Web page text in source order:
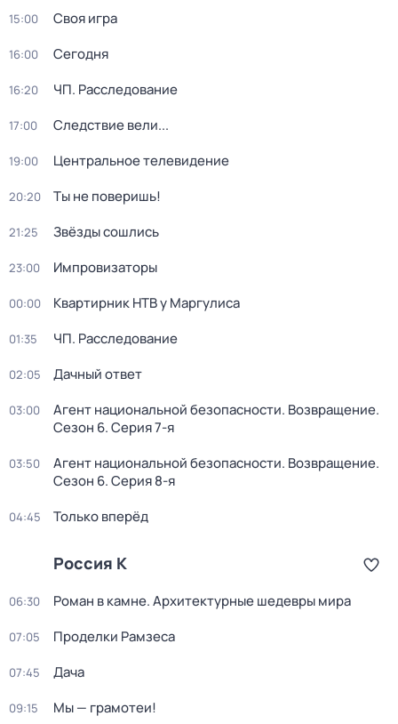
15:00 Своя игра
16:00 Сегодня
16:20 ЧП. Расследование
17:00 Следствие вели...
19:00 Центральное телевидение
20:20 Ты не поверишь!
21:25 Звёзды сошлись
23:00 Импровизаторы
00:00 Квартирник НТВ у Маргулиса
01:35 ЧП. Расследование
02:05 Дачный ответ
03:00 Агент национальной безопасности. Возвращение.
Сезон 6. Серия 7-я
03:50 Агент национальной безопасности. Возвращение.
Сезон 6. Серия 8-я
04:45 Только вперёд
Россия К
06:30 Роман в камне. Архитектурные шедевры мира
07:05 Проделки Рамзеса
07:45 Дача
09:15 Мы — грамотеи!